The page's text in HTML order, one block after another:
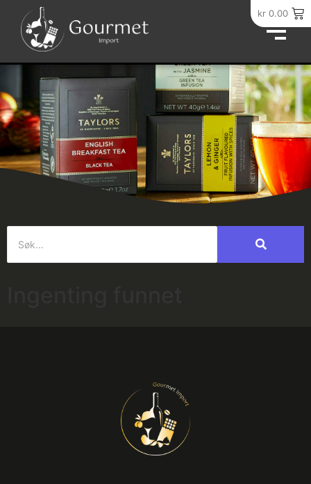
kr 0.00